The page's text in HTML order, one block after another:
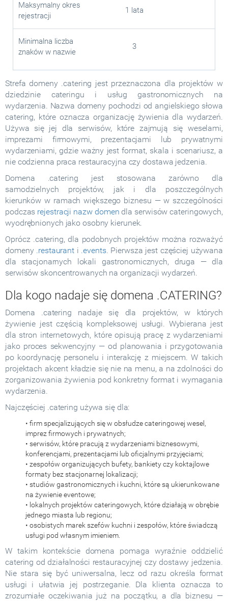
Maksymalny okres
rejestracji
1 lata
Minimalna liczba
znaków w nazwie
3
Strefa domeny .catering jest przeznaczona dla projektów w
dziedzinie cateringu i usług gastronomicznych na
wydarzenia. Nazwa domeny pochodzi od angielskiego słowa
catering, które oznacza organizację żywienia dla wydarzeń.
Używa się jej dla serwisów, które zajmują się weselami,
imprezami firmowymi, prezentacjami lub prywatnymi
wydarzeniami, gdzie ważny jest format, skala i scenariusz, a
nie codzienna praca restauracyjna czy dostawa jedzenia.
Domena .catering jest stosowana zarówno dla
samodzielnych projektów, jak i dla poszczególnych
kierunków w ramach większego biznesu — w szczególności
podczas rejestracji nazw domen dla serwisów cateringowych,
wyodrębnionych jako osobny kierunek.
Oprócz .catering, dla podobnych projektów można rozważyć
domeny .restaurant i .events. Pierwsza jest częściej używana
dla stacjonarnych lokali gastronomicznych, druga — dla
serwisów skoncentrowanych na organizacji wydarzeń.
Dla kogo nadaje się domena .CATERING?
Domena .catering nadaje się dla projektów, w których
żywienie jest częścią kompleksowej usługi. Wybierana jest
dla stron internetowych, które opisują pracę z wydarzeniami
jako proces sekwencyjny — od planowania i przygotowania
po koordynację personelu i interakcję z miejscem. W takich
projektach akcent kładzie się nie na menu, a na zdolności do
zorganizowania żywienia pod konkretny format i wymagania
wydarzenia.
Najczęściej .catering używa się dla:
• firm specjalizujących się w obsłudze cateringowej wesel,
imprez firmowych i prywatnych;
• serwisów, które pracują z wydarzeniami biznesowymi,
konferencjami, prezentacjami lub oficjalnymi przyjęciami;
• zespołów organizujących bufety, bankiety czy koktajlowe
formaty bez stacjonarnej lokalizacji;
• studiów gastronomicznych i kuchni, które są ukierunkowane
na żywienie eventowe;
• lokalnych projektów cateringowych, które działają w obrębie
jednego miasta lub regionu;
• osobistych marek szefów kuchni i zespołów, które świadczą
usługi pod własnym imieniem.
W takim kontekście domena pomaga wyraźnie oddzielić
catering od działalności restauracyjnej czy dostawy jedzenia.
Nie stara się być uniwersalna, lecz od razu określa format
usługi i ułatwia jej postrzeganie. Dla klienta oznacza to
zrozumiałe oczekiwania już na początku, a dla biznesu —